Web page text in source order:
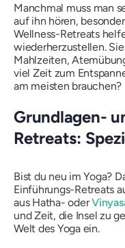
Manchmal muss man
auf ihn hören,
Wellness-Retreats
wiederherzustellen.
Mahlzeiten,
viel Zeit zum
am meisten brauchen?
Grundlagen-
Retreats:
Bist du neu im Yoga?
Einführungs-Retreats
aus Hatha- oder
und Zeit, die Insel zu
Welt des Yoga ein.